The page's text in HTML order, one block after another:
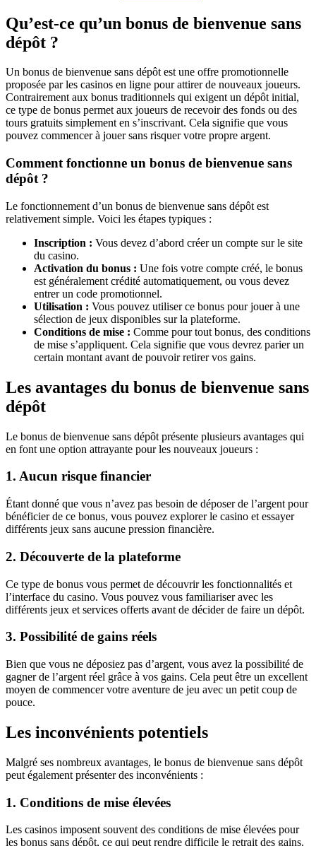
Qu’est-ce qu’un bonus de bienvenue sans
dépôt ?
Un bonus de bienvenue sans dépôt est une offre promotionnelle
proposée par les casinos en ligne pour attirer de nouveaux joueurs.
Contrairement aux bonus traditionnels qui exigent un dépôt initial,
ce type de bonus permet aux joueurs de recevoir des fonds ou des
tours gratuits simplement en s’inscrivant. Cela signifie que vous
pouvez commencer à jouer sans risquer votre propre argent.
Comment fonctionne un bonus de bienvenue sans
dépôt ?
Le fonctionnement d’un bonus de bienvenue sans dépôt est
relativement simple. Voici les étapes typiques :
Inscription : Vous devez d’abord créer un compte sur le site
du casino.
Activation du bonus : Une fois votre compte créé, le bonus
est généralement crédité automatiquement, ou vous devez
entrer un code promotionnel.
Utilisation : Vous pouvez utiliser ce bonus pour jouer à une
sélection de jeux disponibles sur la plateforme.
Conditions de mise : Comme pour tout bonus, des conditions
de mise s’appliquent. Cela signifie que vous devrez parier un
certain montant avant de pouvoir retirer vos gains.
Les avantages du bonus de bienvenue sans
dépôt
Le bonus de bienvenue sans dépôt présente plusieurs avantages qui
en font une option attrayante pour les nouveaux joueurs :
1. Aucun risque financier
Étant donné que vous n’avez pas besoin de déposer de l’argent pour
bénéficier de ce bonus, vous pouvez explorer le casino et essayer
différents jeux sans aucune pression financière.
2. Découverte de la plateforme
Ce type de bonus vous permet de découvrir les fonctionnalités et
l’interface du casino. Vous pouvez vous familiariser avec les
différents jeux et services offerts avant de décider de faire un dépôt.
3. Possibilité de gains réels
Bien que vous ne déposiez pas d’argent, vous avez la possibilité de
gagner de l’argent réel grâce à vos gains. Cela peut être un excellent
moyen de commencer votre aventure de jeu avec un petit coup de
pouce.
Les inconvénients potentiels
Malgré ses nombreux avantages, le bonus de bienvenue sans dépôt
peut également présenter des inconvénients :
1. Conditions de mise élevées
Les casinos imposent souvent des conditions de mise élevées pour
les bonus sans dépôt, ce qui peut rendre difficile le retrait des gains.